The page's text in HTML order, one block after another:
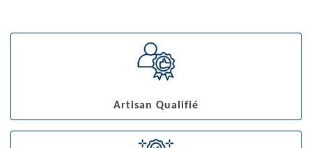
Artisan Qualifié